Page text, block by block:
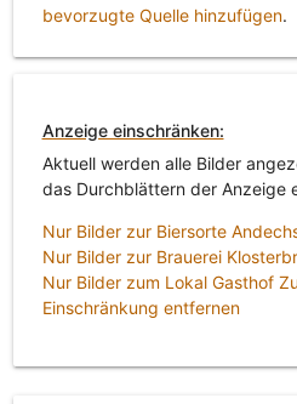
bevorzugte Quelle hinzufügen.
Anzeige einschränken:
Aktuell werden alle Bilder
das Durchblättern der Anzeige
Nur Bilder zur Biersorte
Nur Bilder zur Brauerei
Nur Bilder zum Lokal Gasthof
Einschränkung entfernen